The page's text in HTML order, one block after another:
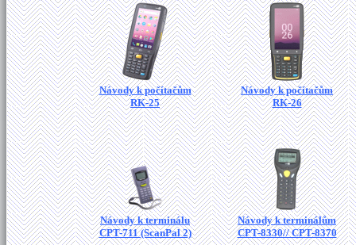
Návody k počítačům
RK-25
Návody k počítačům
RK-26
Návody k terminálu
CPT-711 (ScanPal 2)
Návody k terminálům
CPT-8330// CPT-8370